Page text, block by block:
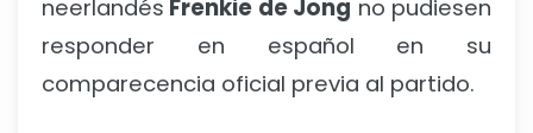
neerlandés Frenkie de Jong no pudiesen
responder en español en su
comparecencia oficial previa al partido.